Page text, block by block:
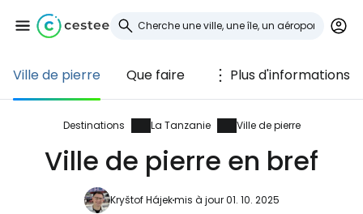
Ville de pierre Que faire Plus d'informations
Destinations La Tanzanie Ville de pierre
Ville de pierre en bref
Kryštof Hájekmis à jour 01. 10. 2025
Se connecter à
Cestee
... la communauté mondiale des voyageurs